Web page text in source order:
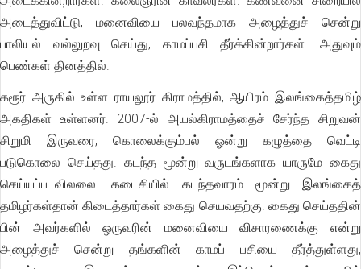
அடைத்துவிட்டு, மனைவியை பலவந்தமாக அழைத்துச் சென்று
பாலியல் வல்லுறவு செய்து, காமப்பசி தீர்க்கின்றார்கள். அதுவும்
பெண்கள் தினத்தில்.
கரூர் அருகில் உள்ள ராயலூர் கிராமத்தில், ஆயிரம் இலங்கைத்தமிழ்
அகதிகள் உள்ளனர். 2007-ல் அயல்கிராமத்தைச் சேர்ந்த சிறுவன்
சிறுமி இருவரை, கொலைக்கும்பல் ஓன்று கழுத்தை வெட்டி
படுகொலை செய்தது. கடந்த மூன்று வருடங்களாக யாருமே கைது
செய்யப்படவிலலை. கடைசியில் கடந்தவாரம் மூன்று இலங்கைத்
தமிழர்கள்தான் கிடைத்தார்கள் கைது செயவதற்கு. கைது செய்ததின்
பின் அவர்களில் ஒருவரின் மனைவியை விசாரணைக்கு என்று
அழைத்துச் சென்று தங்களின் காமப் பசியை தீர்த்துள்ளது,